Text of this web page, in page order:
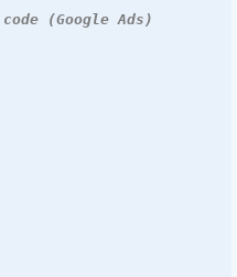
(Google Ads)